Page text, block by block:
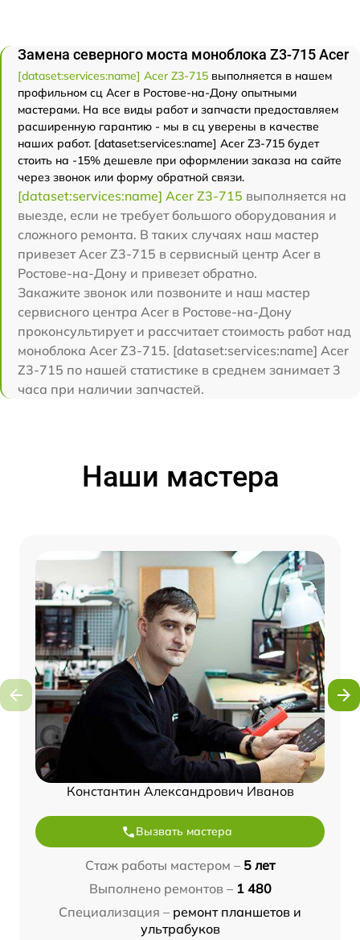
Замена северного моста моноблока Z3-715 Acer
[dataset:services:name] Acer Z3-715 выполняется в нашем
профильном сц Acer в Ростове-на-Дону опытными
мастерами. На все виды работ и запчасти предоставляем
расширенную гарантию - мы в сц уверены в качестве
наших работ. [dataset:services:name] Acer Z3-715 будет
стоить на -15% дешевле при оформлении заказа на сайте
через звонок или форму обратной связи.
[dataset:services:name] Acer Z3-715 выполняется на
выезде, если не требует большого оборудования и
сложного ремонта. В таких случаях наш мастер
привезет Acer Z3-715 в сервисный центр Acer в
Ростове-на-Дону и привезет обратно.
Закажите звонок или позвоните и наш мастер
сервисного центра Acer в Ростове-на-Дону
проконсультирует и рассчитает стоимость работ над
моноблока Acer Z3-715. [dataset:services:name] Acer
Z3-715 по нашей статистике в среднем занимает 3
часа при наличии запчастей.
Наши мастера
Константин Александрович Иванов
Вызвать мастера
Стаж работы мастером – 5 лет
Выполнено ремонтов – 1 480
Специализация – ремонт планшетов и
ультрабуков